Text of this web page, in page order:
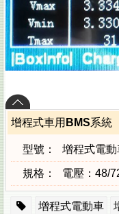
增程式車用BMS系統
型號： 增程式電
規格： 電壓：48/
增程式電動車